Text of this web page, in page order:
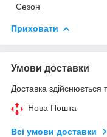
Сезон
Приховати
Умови доставки
Доставка здійснюється
Нова Пошта
Всі умови доставки